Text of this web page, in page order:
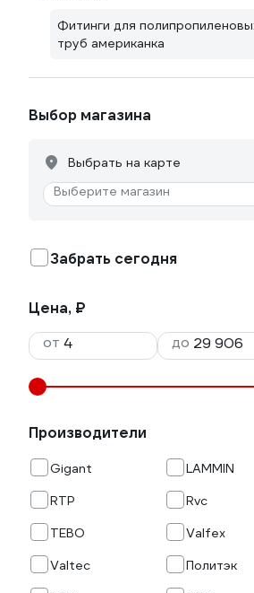
Фитинги для
труб американка
Выбор магазина
Выбрать на карте
Выберите магазин
Забрать сегодня
Цена, ₽
от
до
Производители
Gigant
LAMMIN
RTP
Rvc
TEBO
Valfex
Valtec
Политэк